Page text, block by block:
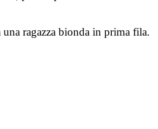
ragazza bionda in prima fila.